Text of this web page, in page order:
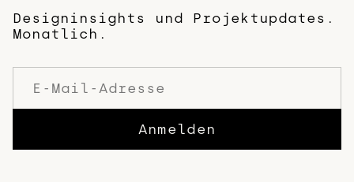
Designinsights und Projektupdates.
Monatlich.
Anmelden